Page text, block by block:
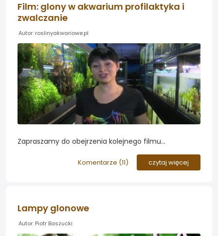
Film: glony w akwarium profilaktyka i
zwalczanie
Autor: roslinyakwariowe.pl
Zapraszamy do obejrzenia kolejnego filmu
podjęto temat glonów - ich zwalczyki i profilaktyki w
Komentarze (11) czytaj więcej
Lampy glonowe
Autor: Piotr Baszucki